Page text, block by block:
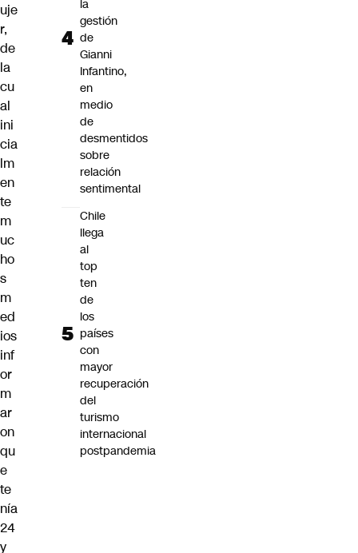
uje
r,
de
la
cu
al
ini
cia
lm
en
te
m
uc
ho
s
m
ed
ios
inf
or
m
ar
on
qu
e
te
nía
24
y
la
gestión
de
Gianni
Infantino,
en
medio
de
desmentidos
sobre
relación
sentimental
Chile
llega
al
top
ten
de
los
países
con
mayor
recuperación
del
turismo
internacional
postpandemia